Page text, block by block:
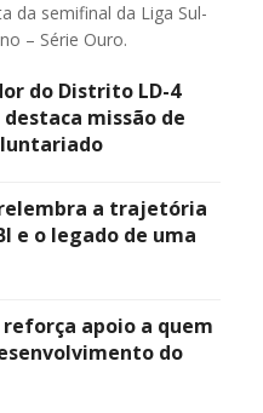
da semifinal da Liga Sul-
– Série Ouro.
do Distrito LD-4
missão de
a trajetória
e o legado de uma
apoio a quem
do